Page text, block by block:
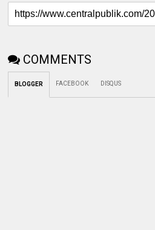
COMMENTS
BLOGGER FACEBOOK DISQUS